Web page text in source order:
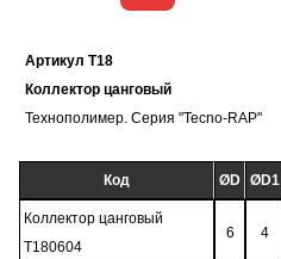
Артикул T18
Коллектор цанговый
Технополимер. Серия "Tecno-RAP"
Код ØD ØD1
Коллектор цанговый
T180604
6 4